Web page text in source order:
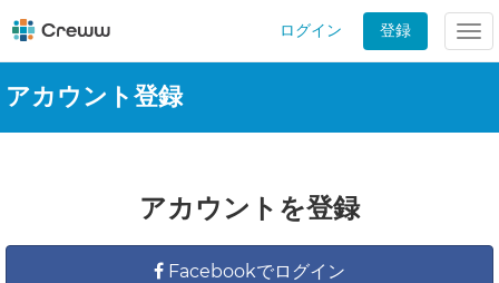
ログイン 登録
アカウント登録
アカウントを登録
Facebookでログイン